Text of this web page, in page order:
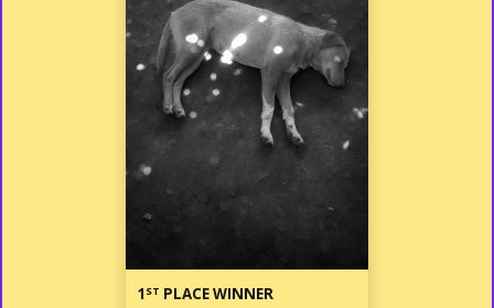
1 ST PLACE WINNER